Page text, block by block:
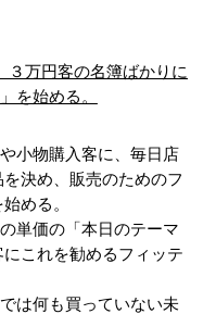
３万円客の名簿ばかりに
を始める。
小物購入客に、毎日店
決め、販売のためのフ
める。
単価の「本日のテーマ
これを勧めるフィッテ
は何も買っていない未